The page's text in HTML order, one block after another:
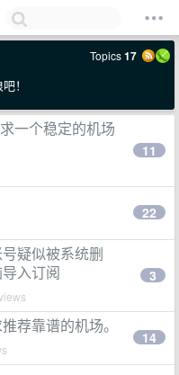
Topics17
！
一个稳定的机场
11
22
疑似被系统删
入订阅
3
荐靠谱的机场。
14